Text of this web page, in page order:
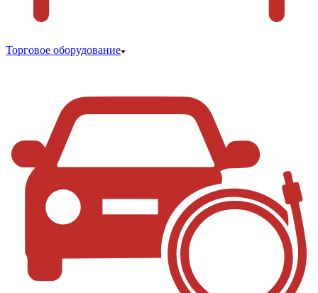
Торговое оборудование